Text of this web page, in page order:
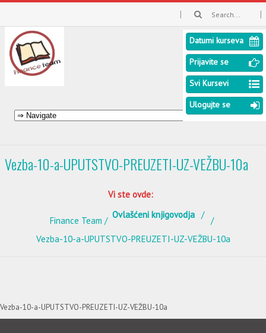
Vezba-10-a-UPUTSTVO-PREUZETI-UZ-VEŽBU-10a
Vi ste ovde:
Finance Team
Ovlašćeni knjigovodja
Vezba-10-a-UPUTSTVO-PREUZETI-UZ-VEŽBU-10a
Vezba-10-a-UPUTSTVO-PREUZETI-UZ-VEŽBU-10a
Datumi kurseva
Prijavite se
Svi Kursevi
Ulogujte se